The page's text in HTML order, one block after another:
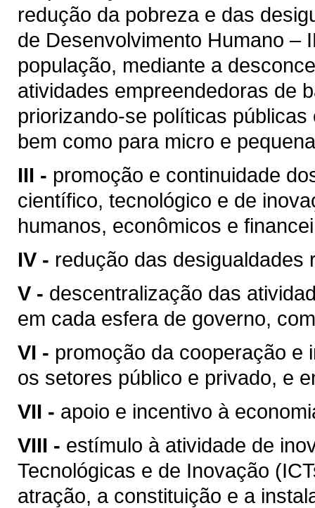
redução da pobreza e das
de Desenvolvimento Humano –
população, mediante a
atividades empreendedoras de
priorizando-se políticas
bem como para micro e
III - promoção e continuidade
científico, tecnológico e de
humanos, econômicos e
IV - redução das desigualdades
V - descentralização das
em cada esfera de governo,
VI - promoção da cooperação e
os setores público e privado, e
VII - apoio e incentivo à
VIII - estímulo à atividade de
Tecnológicas e de Inovação
atração, a constituição e a